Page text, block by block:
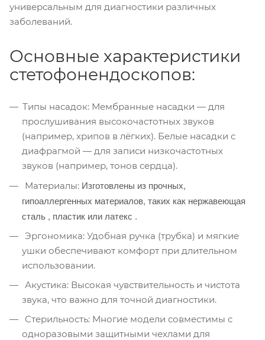
универсальным для диагностики различных
заболеваний.
Основные характеристики
стетофонендоскопов:
Типы насадок: Мембранные насадки — для
прослушивания высокочастотных звуков
(например, хрипов в лёгких). Белые насадки с
диафрагмой — для записи низкочастотных
звуков (например, тонов сердца).
Материалы: Изготовлены из прочных,
гипоаллергенных материалов, таких как нержавеющая
сталь , пластик или латекс .
Эргономика: Удобная ручка (трубка) и мягкие
ушки обеспечивают комфорт при длительном
использовании.
Акустика: Высокая чувствительность и чистота
звука, что важно для точной диагностики.
Стерильность: Многие модели совместимы с
одноразовыми защитными чехлами для